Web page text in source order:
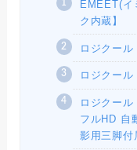
EMEET(イ
ク内蔵】
ロジクー
ロジクー
ロジクー
フルHD 自
影用三脚付